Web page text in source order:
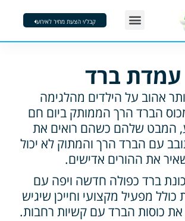
Menu קבל/י הצעת מחיר לאירוע
עמדת ברד
אהוב על הילדים מהלגימה
הברד הרך הממותק ביום חם
המבט שלהם כשהם רואים את
עם הברד הרך והמתוק לא יכול
את ההורים אדישים.
ברד כפולה חדשה ויפה עם
מפעיל מקצועי וחייכן שיגיש
כוסות הברד עם קשיות רחבות.